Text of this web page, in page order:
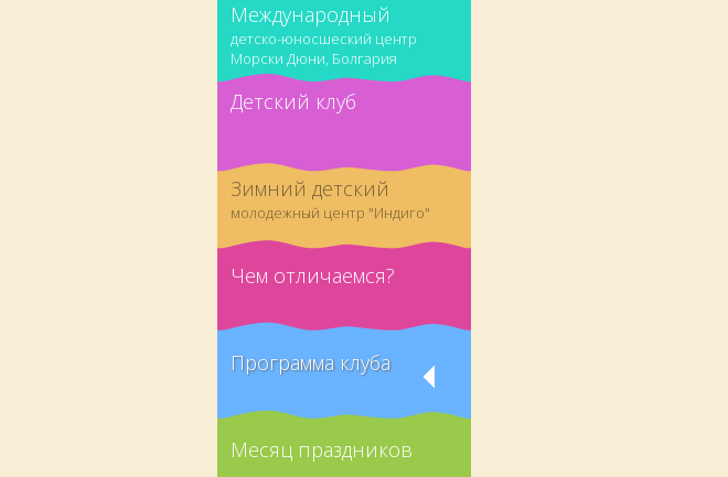
Международный
детско-юносшеский центр
Морски Дюни, Болгария
Детский клуб
Зимний детский
молодежный центр "Индиго"
Чем отличаемся?
Программа клуба
Месяц праздников